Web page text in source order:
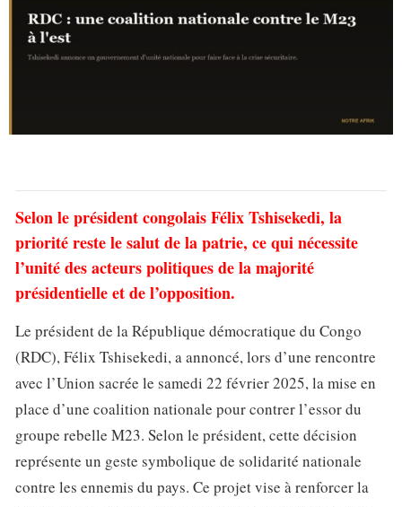
Selon le président congolais Félix Tshisekedi, la
priorité reste le salut de la patrie, ce qui nécessite
l’unité des acteurs politiques de la majorité
présidentielle et de l’opposition.
Le président de la République démocratique du Congo
(RDC), Félix Tshisekedi, a annoncé, lors d’une rencontre
avec l’Union sacrée le samedi 22 février 2025, la mise en
place d’une coalition nationale pour contrer l’essor du
groupe rebelle M23. Selon le président, cette décision
représente un geste symbolique de solidarité nationale
contre les ennemis du pays. Ce projet vise à renforcer la